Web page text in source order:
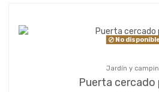
No
Jardín y
Puerta